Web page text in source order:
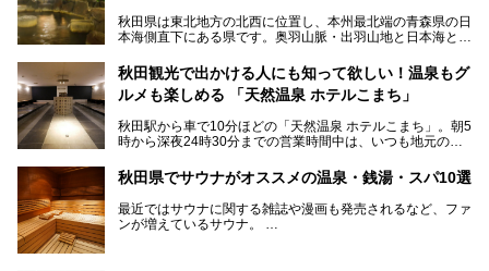
秋田県は東北地方の北西に位置し、本州最北端の青森県の日
本海側直下にある県です。奥羽山脈・出羽山地と日本海とい
界自然遺産に登録された白神山地のほか、多くの国立公園・
国定公園を擁しています。
「あきたこまち」に代表される米の生産量は国内第3位。米
ハタハタ・しょっつる（魚醤）といった独特の食材も豊富で
す。
げ」など、全国的に有名な催しも多い秋田県。観光旅行にも
役立つ、県内のおすすめスーパー銭湯＆立ち寄り湯情報をご
紹介します。
秋田観光で出かける人にも知って欲しい！温泉もグ
ルメも楽しめる 「天然温泉 ホテルこまち」
秋田駅から車で10分ほどの「天然温泉 ホテルこまち」。朝5
時から深夜24時30分までの営業時間中は、いつも地元の人
岩盤浴入り放題なのに1泊3,500円からと破格の安さ！
観光にも便利な「天然温泉 ホテルこまち」の魅力をたっぷ
りお届けします。
秋田県でサウナがオススメの温泉・銭湯・スパ10選
最近ではサウナに関する雑誌や漫画も発売されるなど、ファ
ンが増えているサウナ。